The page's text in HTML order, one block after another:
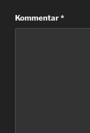
Kommentar*